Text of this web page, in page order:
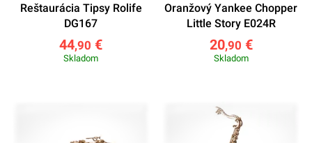
Reštaurácia Tipsy Rolife
DG167
44,90 €
Skladom
Oranžový Yankee Chopper
Little Story E024R
20,90 €
Skladom